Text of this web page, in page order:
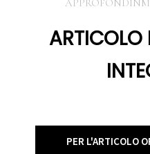
ARTICOLO
PER L'ARTICOLO